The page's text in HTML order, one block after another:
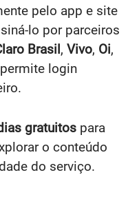
pelo app e site
lo por parceiros
Brasil, Vivo, Oi,
login
gratuitos para
o conteúdo
do serviço.